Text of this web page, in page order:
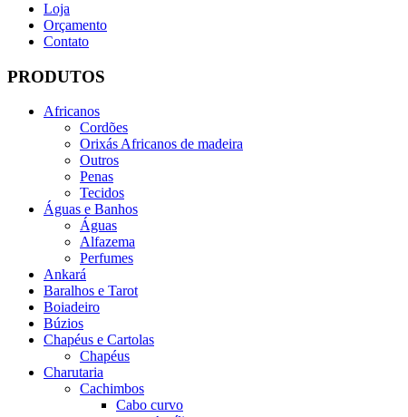
Loja
Orçamento
Contato
PRODUTOS
Africanos
Cordões
Orixás Africanos de madeira
Outros
Penas
Tecidos
Águas e Banhos
Águas
Alfazema
Perfumes
Ankará
Baralhos e Tarot
Boiadeiro
Búzios
Chapéus e Cartolas
Chapéus
Charutaria
Cachimbos
Cabo curvo